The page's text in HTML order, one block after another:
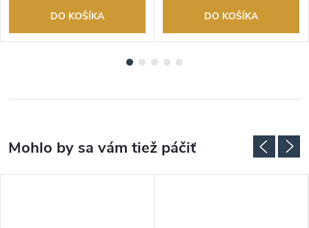
DO KOŠÍKA DO KOŠÍKA